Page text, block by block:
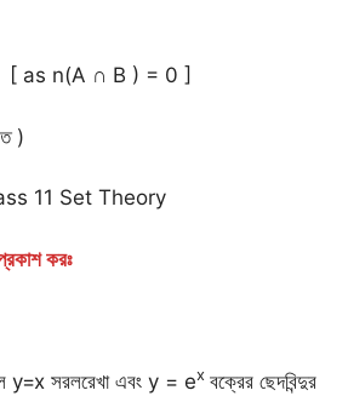
[ as n(A ∩ B ) = 0 ]
)
11 Set Theory
করঃ
সরলরেখা এবং y = ex বক্রের ছেদবিন্দুর